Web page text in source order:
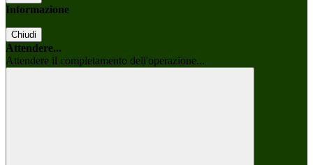
Informazione
Chiudi
Attendere...
Attendere il completamento dell'operazione...